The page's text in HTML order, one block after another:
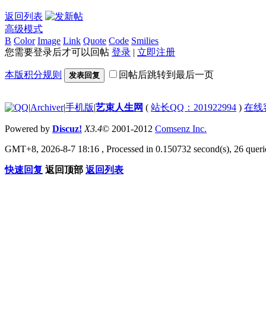
返回列表
高级模式
B Color Image Link Quote Code Smilies
您需要登录后才可以回帖 登录 | 立即注册
本版积分规则 发表回复 回帖后跳转到最后一页
|Archiver|手机版|艺束人生网 ( 站长QQ：201922994 ) 在线
Powered by Discuz! X3.4© 2001-2012 Comsenz Inc.
GMT+8, 2026-8-7 18:16 , Processed in 0.150732 second(s), 26
快速回复 返回顶部 返回列表